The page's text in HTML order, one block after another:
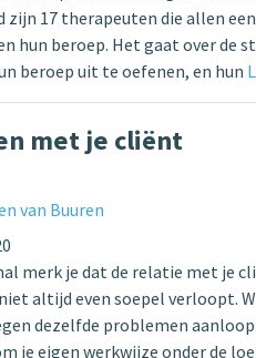
zijn 17 therapeuten die allen
hun beroep. Het gaat over de
beroep uit te oefenen, en hun
met je cliënt
van Buuren
merk je dat de relatie met je
altijd even soepel verloopt.
dezelfde problemen
je eigen werkwijze onder de